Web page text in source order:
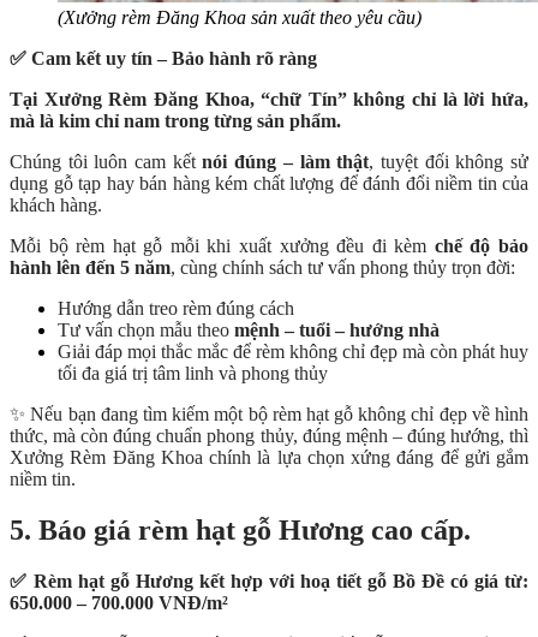
(Xưởng rèm Đăng Khoa sản xuất theo yêu cầu)
✅ Cam kết uy tín – Bảo hành rõ ràng
Tại Xưởng Rèm Đăng Khoa, “chữ Tín” không chỉ là lời hứa,
mà là kim chỉ nam trong từng sản phẩm.
Chúng tôi luôn cam kếtnói đúng – làm thật, tuyệt đối không sử
dụng gỗ tạp hay bán hàng kém chất lượng để đánh đổi niềm tin của
khách hàng.
Mỗi bộ rèm hạt gỗ mỗi khi xuất xưởng đều đi kèm chế độ bảo
hành lên đến 5 năm, cùng chính sách tư vấn phong thủy trọn đời:
Hướng dẫn treo rèm đúng cách
Tư vấn chọn mẫu theo mệnh – tuổi – hướng nhà
Giải đáp mọi thắc mắc để rèm không chỉ đẹp mà còn phát huy
tối đa giá trị tâm linh và phong thủy
✨ Nếu bạn đang tìm kiếm một bộ rèm hạt gỗ không chỉ đẹp về hình
thức, mà còn đúng chuẩn phong thủy, đúng mệnh – đúng hướng, thì
Xưởng Rèm Đăng Khoa chính là lựa chọn xứng đáng để gửi gắm
niềm tin.
5. Báo giá rèm hạt gỗ Hương cao cấp.
✅ Rèm hạt gỗ Hương kết hợp với hoạ tiết gỗ Bồ Đề có giá từ:
650.000 – 700.000 VNĐ/m²